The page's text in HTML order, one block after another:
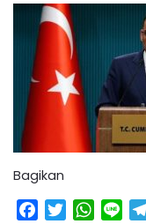
Bagikan
Facebook
Twitter